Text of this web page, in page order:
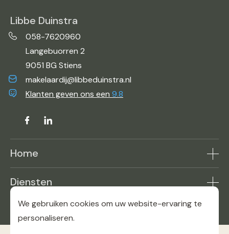
We gebruiken cookies om uw website-ervaring te
personaliseren.
Libbe Duinstra
058-7620960
Langebuorren 2
9051 BG Stiens
makelaardij@libbeduinstra.nl
Klanten geven ons een 9.8
Home
Aanbod
Makelaar in de buurt
Reviews
Bekijk onze Funda pagina
Diensten
Woning verkopen
Woning kopen
Contact